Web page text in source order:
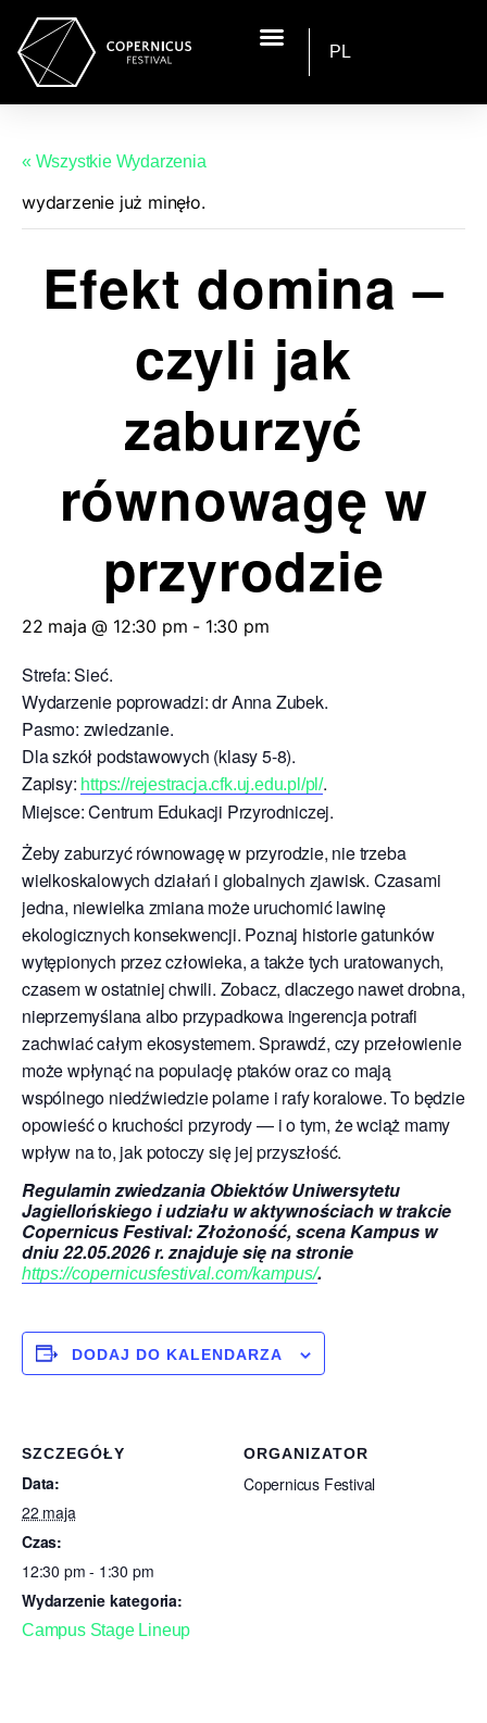
PL
« Wszystkie Wydarzenia
wydarzenie już minęło.
Efekt domina –
czyli jak
zaburzyć
równowagę w
przyrodzie
22 maja @ 12:30 pm - 1:30 pm
Strefa: Sieć.
Wydarzenie poprowadzi: dr Anna Zubek.
Pasmo: zwiedzanie.
Dla szkół podstawowych (klasy 5-8).
Zapisy: https://rejestracja.cfk.uj.edu.pl/pl/.
Miejsce: Centrum Edukacji Przyrodniczej.
Żeby zaburzyć równowagę w przyrodzie, nie trzeba
wielkoskalowych działań i globalnych zjawisk. Czasami
jedna, niewielka zmiana może uruchomić lawinę
ekologicznych konsekwencji. Poznaj historie gatunków
wytępionych przez człowieka, a także tych uratowanych,
czasem w ostatniej chwili. Zobacz, dlaczego nawet drobna,
nieprzemyślana albo przypadkowa ingerencja potrafi
zachwiać całym ekosystemem. Sprawdź, czy przełowienie
może wpłynąć na populację ptaków oraz co mają
wspólnego niedźwiedzie polarne i rafy koralowe. To będzie
opowieść o kruchości przyrody — i o tym, że wciąż mamy
wpływ na to, jak potoczy się jej przyszłość.
Regulamin zwiedzania Obiektów Uniwersytetu
Jagiellońskiego i udziału w aktywnościach w trakcie
Copernicus Festival: Złożoność, scena Kampus w
dniu 22.05.2026 r. znajduje się na stronie
https://copernicusfestival.com/kampus/.
DODAJ DO KALENDARZA
SZCZEGÓŁY
Data:
22 maja
Czas:
12:30 pm - 1:30 pm
Wydarzenie kategoria:
Campus Stage Lineup
ORGANIZATOR
Copernicus Festival